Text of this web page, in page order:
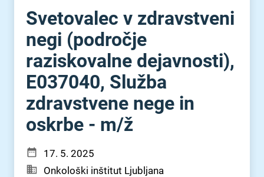
Svetovalec v zdravstveni
negi (področje
raziskovalne dejavnosti),
E037040, Služba
zdravstvene nege in
oskrbe - m⁠/⁠ž
17. 5. 2025
Onkološki inštitut Ljubljana